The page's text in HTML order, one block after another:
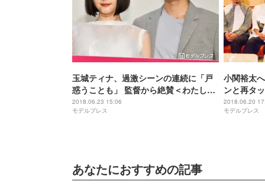
玉城ティナ、過激シーンの連続に「戸
惑うことも」 監督から絶賛＜わたしに
××しなさい！＞
2018.06.23 15:06
モデルプレス
小関裕太
ンと再タ
2018.06.20
モデルプレス
あなたにおすすめの記事